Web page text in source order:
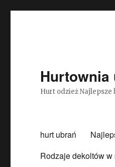
Hurtownia
Hurt odzież
hurt ubrań
Rodzaje dekoltów